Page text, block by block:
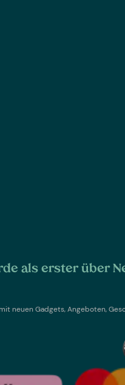
als erster über
neuen Gadgets, Angeboten,